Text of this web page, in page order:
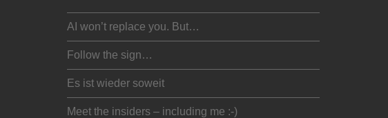
AI won’t replace you. But…
Follow the sign…
Es ist wieder soweit
Meet the insiders – including me :-)